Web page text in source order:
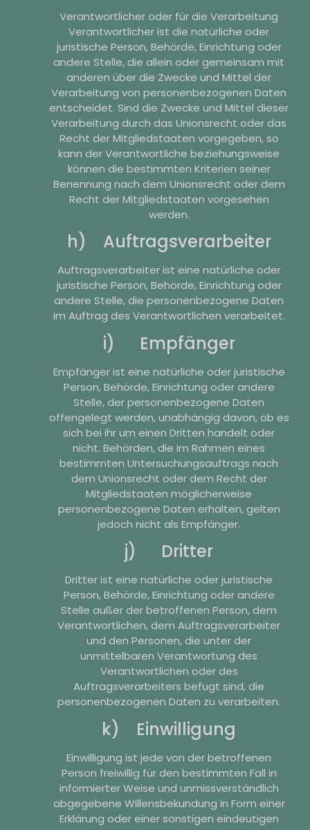
Verantwortlicher oder für die Verarbeitung
Verantwortlicher ist die natürliche oder
juristische Person, Behörde, Einrichtung oder
andere Stelle, die allein oder gemeinsam mit
anderen über die Zwecke und Mittel der
Verarbeitung von personenbezogenen Daten
entscheidet. Sind die Zwecke und Mittel dieser
Verarbeitung durch das Unionsrecht oder das
Recht der Mitgliedstaaten vorgegeben, so
kann der Verantwortliche beziehungsweise
können die bestimmten Kriterien seiner
Benennung nach dem Unionsrecht oder dem
Recht der Mitgliedstaaten vorgesehen
werden.
h) Auftragsverarbeiter
Auftragsverarbeiter ist eine natürliche oder
juristische Person, Behörde, Einrichtung oder
andere Stelle, die personenbezogene Daten
im Auftrag des Verantwortlichen verarbeitet.
i) Empfänger
Empfänger ist eine natürliche oder juristische
Person, Behörde, Einrichtung oder andere
Stelle, der personenbezogene Daten
offengelegt werden, unabhängig davon, ob es
sich bei ihr um einen Dritten handelt oder
nicht. Behörden, die im Rahmen eines
bestimmten Untersuchungsauftrags nach
dem Unionsrecht oder dem Recht der
Mitgliedstaaten möglicherweise
personenbezogene Daten erhalten, gelten
jedoch nicht als Empfänger.
j) Dritter
Dritter ist eine natürliche oder juristische
Person, Behörde, Einrichtung oder andere
Stelle außer der betroffenen Person, dem
Verantwortlichen, dem Auftragsverarbeiter
und den Personen, die unter der
unmittelbaren Verantwortung des
Verantwortlichen oder des
Auftragsverarbeiters befugt sind, die
personenbezogenen Daten zu verarbeiten.
k) Einwilligung
Einwilligung ist jede von der betroffenen
Person freiwillig für den bestimmten Fall in
informierter Weise und unmissverständlich
abgegebene Willensbekundung in Form einer
Erklärung oder einer sonstigen eindeutigen